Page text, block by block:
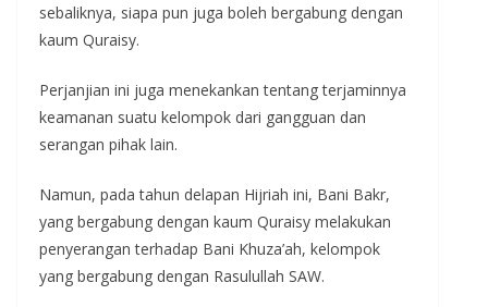
sebaliknya, siapa pun juga boleh bergabung dengan
kaum Quraisy.
Perjanjian ini juga menekankan tentang terjaminnya
keamanan suatu kelompok dari gangguan dan
serangan pihak lain.
Namun, pada tahun delapan Hijriah ini, Bani Bakr,
yang bergabung dengan kaum Quraisy melakukan
penyerangan terhadap Bani Khuza’ah, kelompok
yang bergabung dengan Rasulullah SAW.